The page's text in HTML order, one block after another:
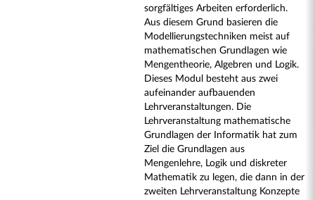
sorgfältiges Arbeiten erforderlich.
Aus diesem Grund basieren die
Modellierungstechniken meist auf
mathematischen Grundlagen wie
Mengentheorie, Algebren und Logik.
Dieses Modul besteht aus zwei
aufeinander aufbauenden
Lehrveranstaltungen. Die
Lehrveranstaltung mathematische
Grundlagen der Informatik hat zum
Ziel die Grundlagen aus
Mengenlehre, Logik und diskreter
Mathematik zu legen, die dann in der
zweiten Lehrveranstaltung Konzepte